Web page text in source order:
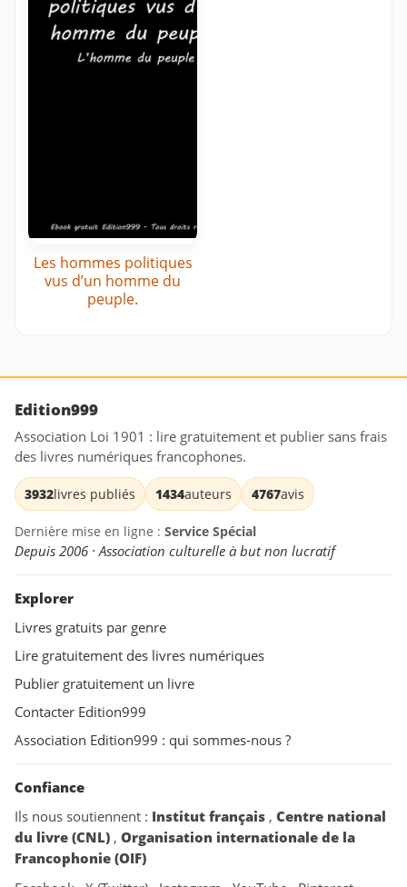
Les hommes politiques
vus d’un homme du
peuple.
Edition999
Association Loi 1901 : lire gratuitement et publier sans frais
des livres numériques francophones.
3932livres publiés 1434auteurs 4767avis
Dernière mise en ligne : Service Spécial
Depuis 2006 · Association culturelle à but non lucratif
Explorer
Livres gratuits par genre
Lire gratuitement des livres numériques
Publier gratuitement un livre
Contacter Edition999
Association Edition999 : qui sommes-nous ?
Confiance
Ils nous soutiennent : Institut français , Centre national
du livre (CNL) , Organisation internationale de la
Francophonie (OIF)